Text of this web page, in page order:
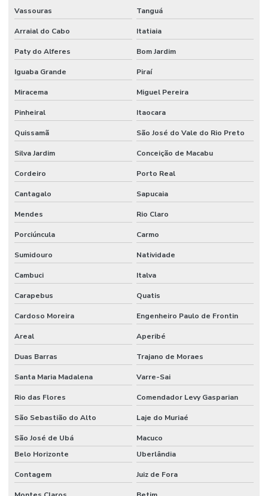
Inspeções Regulares De Equipamentos
Limpeza De Ambientes
Limpeza De Ambientes Industriais
Limpeza De Áreas De Convivência
Limpeza De Banheiros Comerciais
Limpeza De Banheiros E Áreas Comuns
Limpeza De Escritórios E Ambientes Comerciais
Limpeza De Escritórios E Empresas
Limpeza De Estruturas E Pisos
Limpeza De Estruturas E Pisos Industriais
Limpeza De Estruturas Industriais
Limpeza De Pisos Industriais
Limpeza De Pneus E Equipamentos Industriais
Limpeza E Conservação
Limpeza E Conservação De Ambientes Corporativos
Limpeza de espaços corporativos
Limpeza Especializada Para Ambientes Comerciais
Limpeza Profissional De Ambientes
Vassouras Tanguá
Arraial do Cabo Itatiaia
Paty do Alferes Bom Jardim
Iguaba Grande Piraí
Miracema Miguel Pereira
Pinheiral Itaocara
Quissamã São José do Vale do Rio Preto
Silva Jardim Conceição de Macabu
Cordeiro Porto Real
Cantagalo Sapucaia
Mendes Rio Claro
Porciúncula Carmo
Sumidouro Natividade
Cambuci Italva
Carapebus Quatis
Cardoso Moreira Engenheiro Paulo de Frontin
Areal Aperibé
Duas Barras Trajano de Moraes
Santa Maria Madalena Varre-Sai
Rio das Flores Comendador Levy Gasparian
São Sebastião do Alto Laje do Muriaé
São José de Ubá
Macuco
Belo Horizonte
Uberlândia
Contagem Juiz de Fora